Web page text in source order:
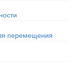
перемещения